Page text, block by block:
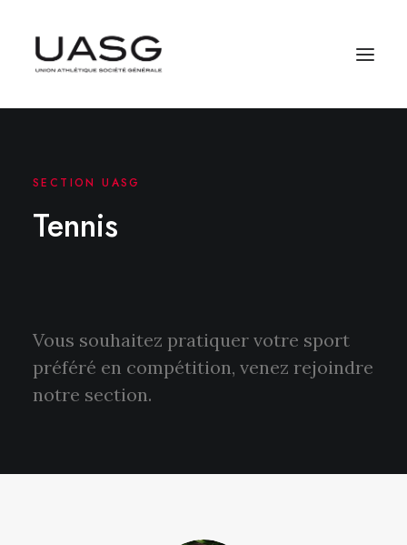
SECTION UASG
Tennis
Vous souhaitez pratiquer votre sport
préféré en compétition, venez rejoindre
notre section.